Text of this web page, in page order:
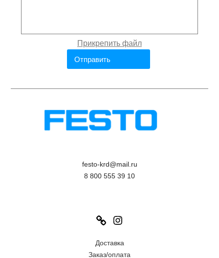
festo-krd@mail.ru
8 800 555 39 10
Link
Доставка
Заказ/оплата